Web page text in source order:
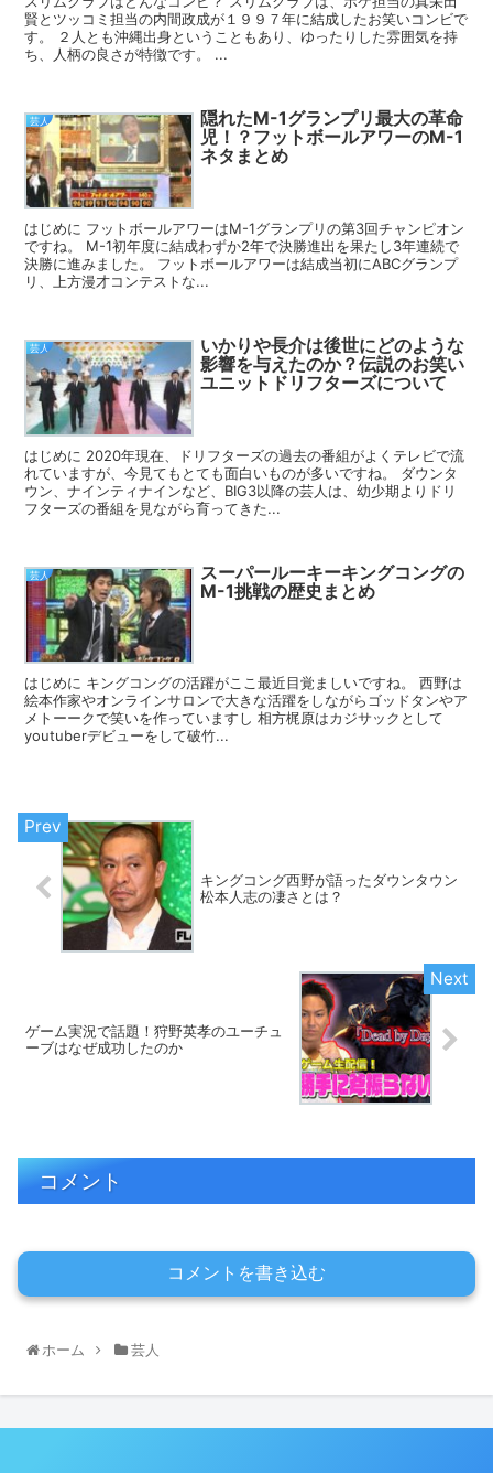
賢とツッコミ担当の内間政成が１９９７年に結成したお笑いコンビで
す。 ２人とも沖縄出身ということもあり、ゆったりした雰囲気を持
ち、人柄の良さが特徴です。 ...
芸人
隠れたM-1グランプリ最大の革命
児！？フットボールアワーのM-1
ネタまとめ
はじめに フットボールアワーはM-1グランプリの第3回チャンピオン
ですね。 M-1初年度に結成わずか2年で決勝進出を果たし3年連続で
決勝に進みました。 フットボールアワーは結成当初にABCグランプ
リ、上方漫才コンテストな...
芸人
いかりや長介は後世にどのような
影響を与えたのか？伝説のお笑い
ユニットドリフターズについて
はじめに 2020年現在、ドリフターズの過去の番組がよくテレビで流
れていますが、今見てもとても面白いものが多いですね。 ダウンタ
ウン、ナインティナインなど、BIG3以降の芸人は、幼少期よりドリ
フターズの番組を見ながら育ってきた...
芸人
スーパールーキーキングコングの
M-1挑戦の歴史まとめ
はじめに キングコングの活躍がここ最近目覚ましいですね。 西野は
絵本作家やオンラインサロンで大きな活躍をしながらゴッドタンやア
メトーークで笑いを作っていますし 相方梶原はカジサックとして
youtuberデビューをして破竹...
キングコング西野が語ったダウンタウン
松本人志の凄さとは？
ゲーム実況で話題！狩野英孝のユーチュ
ーブはなぜ成功したのか
コメント
コメントを書き込む
ホーム 芸人